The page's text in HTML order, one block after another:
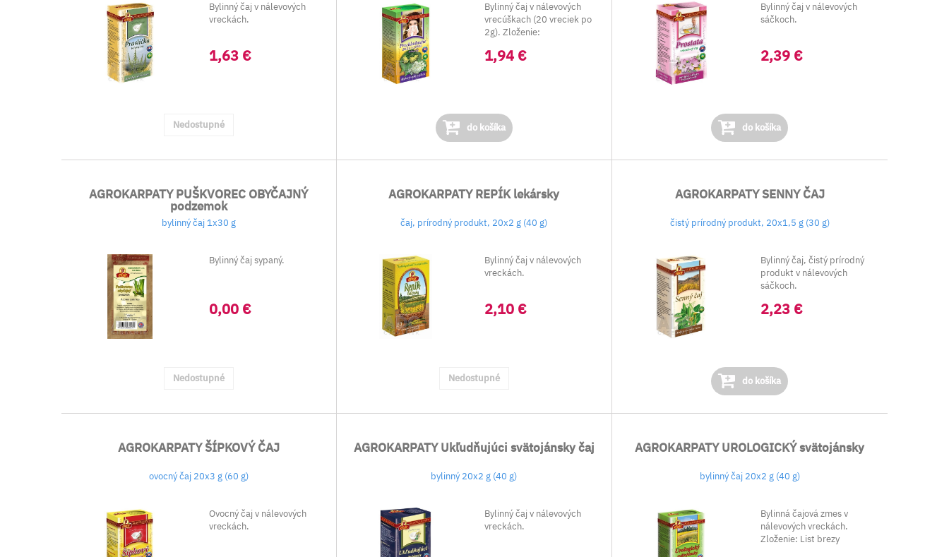
Bylinný čaj v nálevových
vreckách.
1,63 €
Nedostupné
Bylinný čaj v nálevových
vrecúškach (20 vreciek po
2g). Zloženie:
1,94 €
do košíka
Bylinný čaj v nálevových
sáčkoch.
2,39 €
do košíka
AGROKARPATY PUŠKVOREC OBYČAJNÝ
podzemok
bylinný čaj 1x30 g
Bylinný čaj sypaný.
0,00 €
Nedostupné
AGROKARPATY REPÍK lekársky
čaj, prírodný produkt, 20x2 g (40 g)
Bylinný čaj v nálevových
vreckách.
2,10 €
Nedostupné
AGROKARPATY SENNY ČAJ
čistý prírodný produkt, 20x1,5 g (30 g)
Bylinný čaj, čistý prírodný
produkt v nálevových
sáčkoch.
2,23 €
do košíka
AGROKARPATY ŠÍPKOVÝ ČAJ
ovocný čaj 20x3 g (60 g)
Ovocný čaj v nálevových
vreckách.
AGROKARPATY Ukľudňujúci svätojánsky čaj
bylinný 20x2 g (40 g)
Bylinný čaj v nálevových
vreckách.
AGROKARPATY UROLOGICKÝ svätojánsky
bylinný čaj 20x2 g (40 g)
Bylinná čajová zmes v
nálevových vreckách.
Zloženie: List brezy